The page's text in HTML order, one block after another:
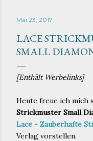
Mai 23, 2017
LACE
SMALL
[Enthält Werbelinks]
Heute freue ich mich
Strickmuster Small
Lace - Zauberhafte
Verlag vorstellen.